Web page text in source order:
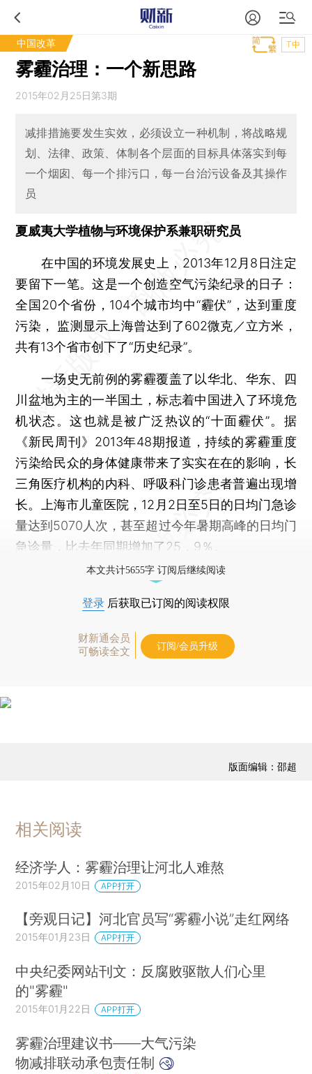
中国改革 T中
雾霾治理：一个新思路
2015年02月25日第3期
减排措施要发生实效，必须设立一种机制，将战略规
划、法律、政策、体制各个层面的目标具体落实到每
一个烟囱、每一个排污口，每一台治污设备及其操作
员
夏威夷大学植物与环境保护系兼职研究员
在中国的环境发展史上，2013年12月8日注定
要留下一笔。这是一个创造空气污染纪录的日子：
全国20个省份，104个城市均中“霾伏”，达到重度
污染， 监测显示上海曾达到了602微克／立方米，
共有13个省市创下了“历史纪录”。
一场史无前例的雾霾覆盖了以华北、华东、四
川盆地为主的一半国土，标志着中国进入了环境危
机状态。这也就是被广泛热议的“十面霾伏”。据
《新民周刊》2013年48期报道，持续的雾霾重度
污染给民众的身体健康带来了实实在在的影响，长
三角医疗机构的内科、呼吸科门诊患者普遍出现增
长。上海市儿童医院，12月2日至5日的日均门急诊
量达到5070人次，甚至超过今年暑期高峰的日均门
急诊量，比去年同期增加了25．9％。
本文共计5655字 订阅后继续阅读
登录 后获取已订阅的阅读权限
财新通会员
可畅读全文
订阅/会员升级
版面编辑：邵超
相关阅读
经济学人：雾霾治理让河北人难熬
2015年02月10日 APP打开
【旁观日记】河北官员写“雾霾小说”走红网络
2015年01月23日 APP打开
中央纪委网站刊文：反腐败驱散人们心里
的"雾霾"
2015年01月22日 APP打开
雾霾治理建议书——大气污染
物减排联动承包责任制